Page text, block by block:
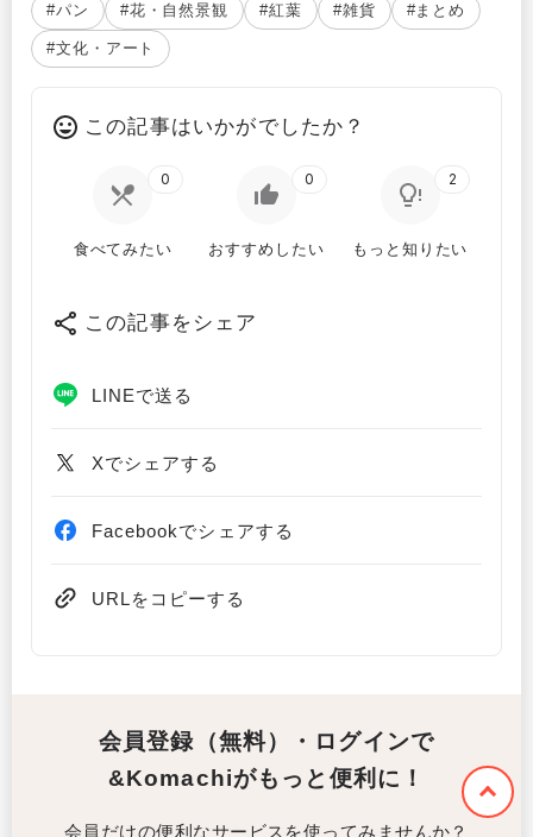
#パン #花・自然景観 #紅葉 #雑貨 #まとめ
#文化・アート
この記事はいかがでしたか？
食べてみたい
0
おすすめしたい
0
もっと知りたい
2
この記事をシェア
LINEで送る
Xでシェアする
Facebookでシェアする
URLをコピーする
会員登録（無料）・ログインで
&Komachiがもっと便利に！
会員だけの便利なサービスを使ってみませんか？